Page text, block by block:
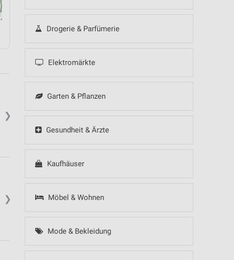
Drogerie & Parfümerie
Elektromärkte
Garten & Pflanzen
Gesundheit & Ärzte
Kaufhäuser
Möbel & Wohnen
Mode & Bekleidung
❯
❯